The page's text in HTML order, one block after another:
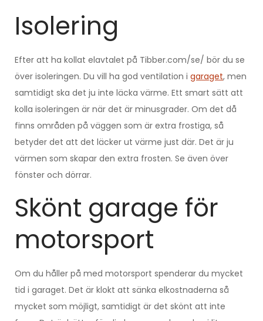
Isolering
Efter att ha kollat elavtalet på Tibber.com/se/ bör du se
över isoleringen. Du vill ha god ventilation i garaget, men
samtidigt ska det ju inte läcka värme. Ett smart sätt att
kolla isoleringen är när det är minusgrader. Om det då
finns områden på väggen som är extra frostiga, så
betyder det att det läcker ut värme just där. Det är ju
värmen som skapar den extra frosten. Se även över
fönster och dörrar.
Skönt garage för
motorsport
Om du håller på med motorsport spenderar du mycket
tid i garaget. Det är klokt att sänka elkostnaderna så
mycket som möjligt, samtidigt är det skönt att inte